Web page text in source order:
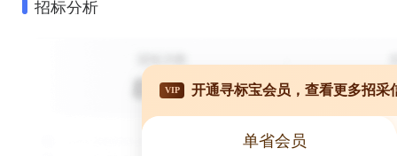
招标分析
VIP 开通寻标宝会员，查看更多招采
单省会员